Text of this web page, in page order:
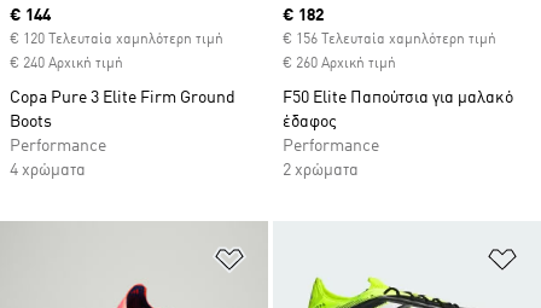
Current price
€ 144
€ 120 Τελευταία χαμηλότερη τιμή
€ 240 Αρχική τιμή
Copa Pure 3 Elite Firm Ground
Boots
Performance
4 χρώματα
Current price
€ 182
€ 156 Τελευταία χαμηλότερη τιμή
€ 260 Αρχική τιμή
F50 Elite Παπούτσια για μαλακό
έδαφος
Performance
2 χρώματα
Προσθήκη στη Λίστα Επιθυμιών